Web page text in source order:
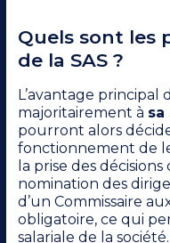
Quels sont les
de la SAS ?
L’avantage principal
majoritairement à sa
pourront alors
fonctionnement de
la prise des
nomination des
d’un Commissaire
obligatoire, ce qui
salariale de la société.